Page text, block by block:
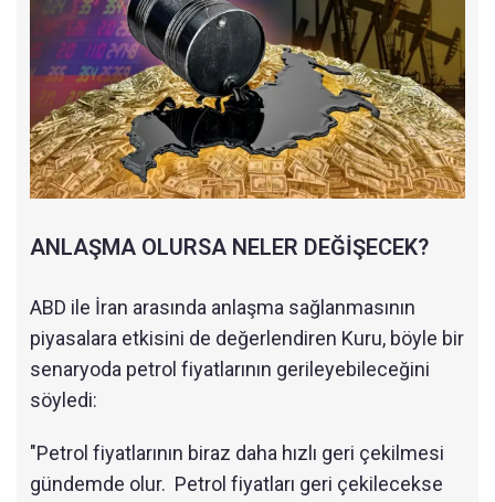
ANLAŞMA OLURSA NELER DEĞİŞECEK?
ABD ile İran arasında anlaşma sağlanmasının
piyasalara etkisini de değerlendiren Kuru, böyle bir
senaryoda petrol fiyatlarının gerileyebileceğini
söyledi:
"Petrol fiyatlarının biraz daha hızlı geri çekilmesi
gündemde olur. Petrol fiyatları geri çekilecekse